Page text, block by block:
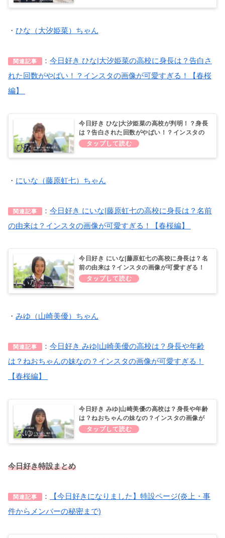
・ ひな（大汐姫菜）ちゃん
関連記事 ： 今日好き ひな|大汐姫菜の高校に身長は？告白さ
れた回数がやばい！？インスタの画像が可愛すぎる！【春桜
編】
今日好き ひな|大汐姫菜の高校が判明！？身長
は？告白された回数がやばい！？インスタの
画像が可愛すぎる！【春桜編】
・ にいな（藤原虹七）ちゃん
関連記事 ： 今日好き にいな|藤原虹七の高校に身長は？名前
の由来は？インスタの画像が可愛すぎる！【春桜編】
今日好き にいな|藤原虹七の高校に身長は？名
前の由来は？インスタの画像が可愛すぎる！
【春桜編】
・ みゆ（山崎美優）ちゃん
関連記事 ： 今日好き みゆ|山崎美優の高校は？身長や年齢
は？ねおちゃんの妹なの？インスタの画像が可愛すぎる！
【春桜編】
今日好き みゆ|山崎美優の高校は？身長や年齢
は？ねおちゃんの妹なの？インスタの画像が
可愛すぎる！【春桜編】
今日好き特設まとめ
関連記事 ：
【今日好きになりました】特設ページ(炎上・事
件からメンバーの秘密まで)